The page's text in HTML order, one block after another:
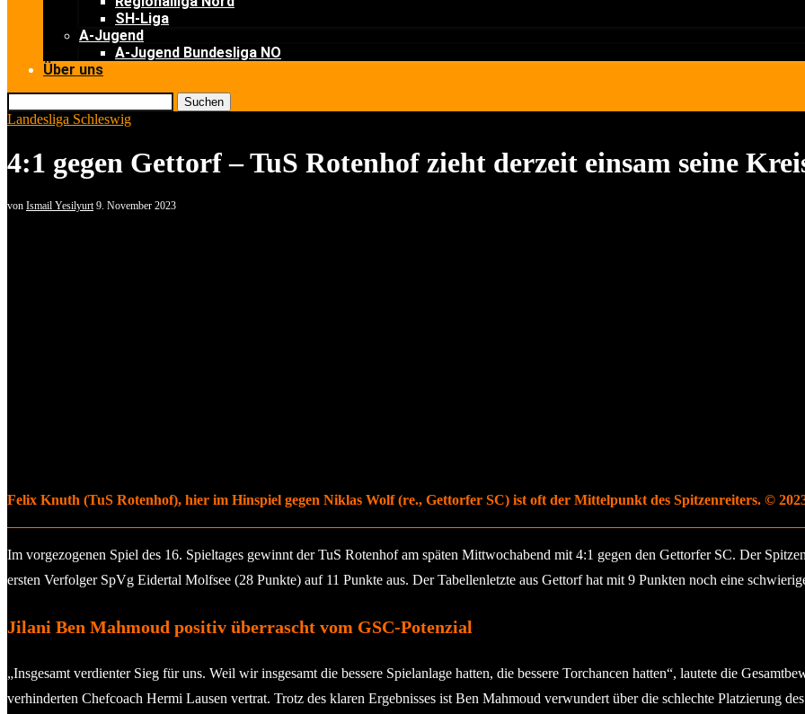
SH-Liga
A-Jugend
A-Jugend Bundesliga NO
Über uns
Suchen
Landesliga Schleswig
4:1 gegen Gettorf – TuS Rotenhof zieht derzeit einsam seine
von Ismail Yesilyurt 9. November 2023
Felix Knuth (TuS Rotenhof), hier im Hinspiel gegen Niklas Wolf (re., Gettorfer SC) ist oft der Mittelpunkt des Spitzenreiters. ©
Im vorgezogenen Spiel des 16. Spieltages gewinnt der TuS Rotenhof am späten Mittwochabend mit 4:1 gegen den Gettorfer SC. Der
ersten Verfolger SpVg Eidertal Molfsee (28 Punkte) auf 11 Punkte aus. Der Tabellenletzte aus Gettorf hat mit 9 Punkten noch eine
Jilani Ben Mahmoud positiv überrascht vom GSC-Potenzial
„Insgesamt verdienter Sieg für uns. Weil wir insgesamt die bessere Spielanlage hatten, die bessere Torchancen hatten“, lautete die
verhinderten Chefcoach Hermi Lausen vertrat. Trotz des klaren Ergebnisses ist Ben Mahmoud verwundert über die schlechte Platzierung